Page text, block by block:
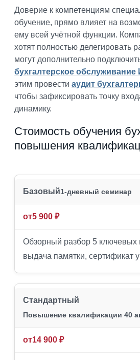
Доверие к компетенциям
обучение, прямо влияет на
ему всей учётной функции.
хотят полностью делегировать
могут дополнительно
бухгалтерское
этим провести аудит
чтобы зафиксировать точку
динамику.
Стоимость обучения
повышения
Базовый1-дневный семинар
от5 900 ₽
Обзорный разбор 5 ключевых
выдача памятки, сертификат
Стандартный
Повышение квалификации 40
от14 900 ₽